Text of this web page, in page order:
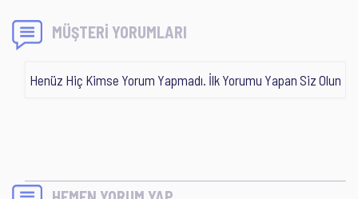
MÜŞTERİ YORUMLARI
Henüz Hiç Kimse Yorum Yapmadı. İlk Yorumu Yapan Siz Olun